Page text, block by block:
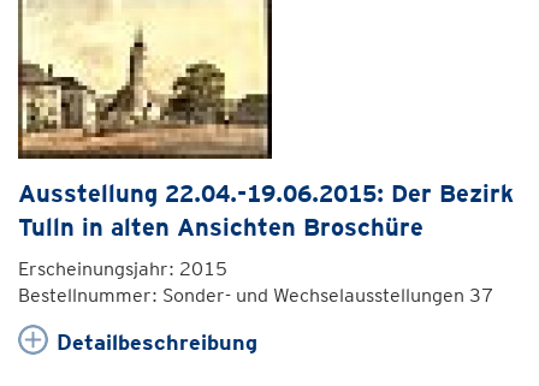
Ausstellung 22.04.-19.06.2015: Der Bezirk
Tulln in alten Ansichten Broschüre
Erscheinungsjahr: 2015
Bestellnummer: Sonder- und Wechselausstellungen 37
Detailbeschreibung